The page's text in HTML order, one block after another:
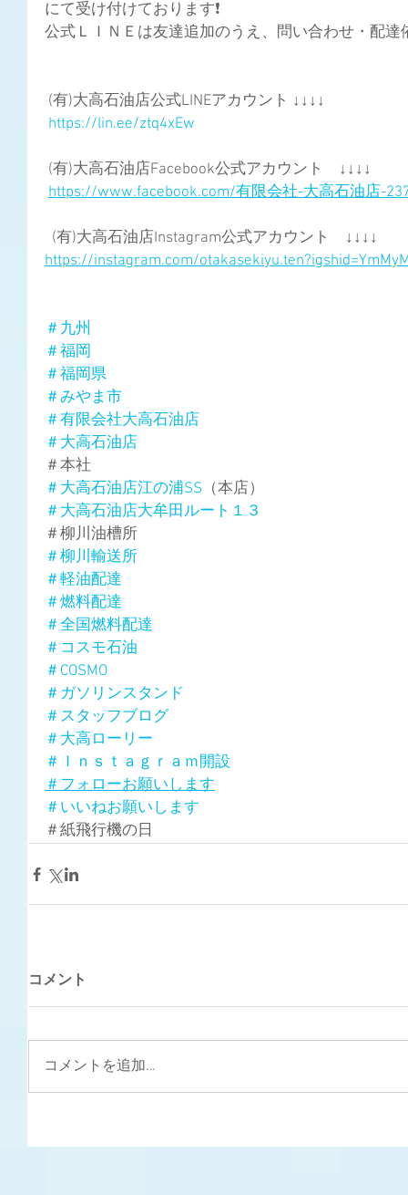
にて受け付けております❗
公式ＬＩＮＥは友達追加のうえ、問い合わせ・配
(有)大高石油店公式LINEアカウント ↓↓↓↓
https://lin.ee/ztq4xEw
(有)大高石油店Facebook公式アカウント　↓↓↓↓
https://www.facebook.com/有限会社-大高石油店-
  (有)大高石油店Instagram公式アカウント　↓↓↓↓
https://instagram.com/
＃九州
＃福岡
＃福岡県
＃みやま市
＃有限会社大高石油店
＃大高石油店
＃本社
＃大高石油店江の浦SS （本店）
＃大高石油店大牟田ルート１３
＃柳川油槽所
＃柳川輸送所
＃軽油配達
＃燃料配達
＃全国燃料配達
＃コスモ石油
＃COSMO
＃ガソリンスタンド
＃スタッフブログ
＃大高ローリー
＃Ｉｎｓｔａｇｒａｍ開設
＃フォローお願いします
＃いいねお願いします
＃紙飛行機の日
コメント
コメントを追加…